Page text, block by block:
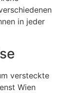
in jeder
versteckte
Wien